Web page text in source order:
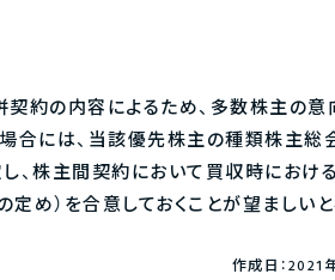
約の内容によるため、多数株主の意
合には、当該優先株主の種類株主総
、株主間契約において買収時におけ
め）を合意しておくことが望ましい
作成日：2021